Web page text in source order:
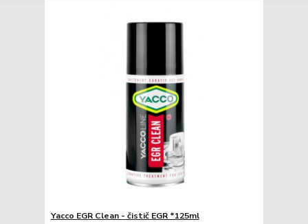
Yacco EGR Clean - čistič EGR *125ml